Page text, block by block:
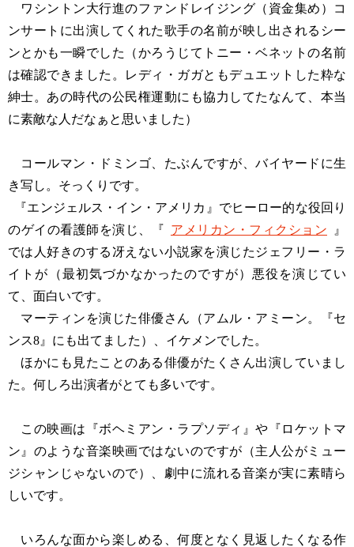
ワシントン大行進のファンドレイジング（資金集め）コ
ンサートに出演してくれた歌手の名前が映し出されるシー
ンとかも一瞬でした（かろうじてトニー・ベネットの名前
は確認できました。レディ・ガガともデュエットした粋な
紳士。あの時代の公民権運動にも協力してたなんて、本当
に素敵な人だなぁと思いました）
コールマン・ドミンゴ、たぶんですが、バイヤードに生
き写し。そっくりです。
『エンジェルス・イン・アメリカ』でヒーロー的な役回り
のゲイの看護師を演じ、『 アメリカン・フィクション
』
では人好きのする冴えない小説家を演じたジェフリー・ラ
イトが（最初気づかなかったのですが）悪役を演じてい
て、面白いです。
マーティンを演じた俳優さん（アムル・アミーン。『セ
ンス8』にも出てました）、イケメンでした。
ほかにも見たことのある俳優がたくさん出演していまし
た。何しろ出演者がとても多いです。
この映画は『ボヘミアン・ラプソディ』や『ロケットマ
ン』のような音楽映画ではないのですが（主人公がミュー
ジシャンじゃないので）、劇中に流れる音楽が実に素晴ら
しいです。
いろんな面から楽しめる、何度となく見返したくなる作